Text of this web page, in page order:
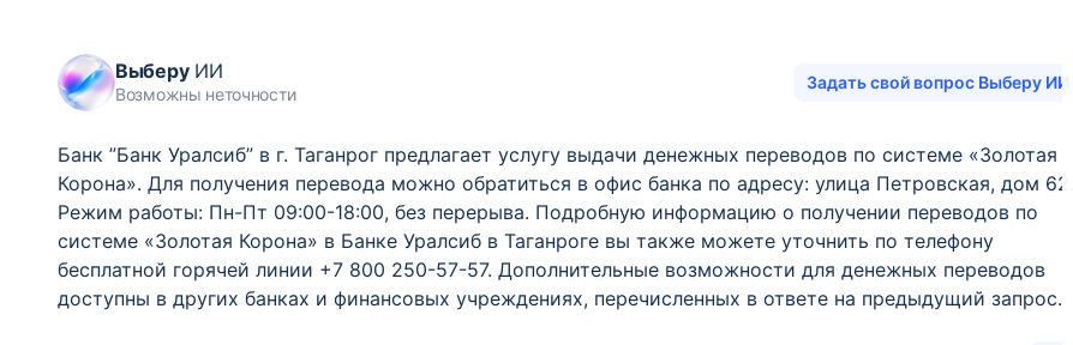
ВыберуИИ
Возможны неточности
Задать свой вопрос Выберу ИИ
Банк ”Банк Уралсиб” в г. Таганрог предлагает услугу выдачи денежных переводов по системе «Золотая
Корона». Для получения перевода можно обратиться в офис банка по адресу: улица Петровская, дом 62.
Режим работы: Пн-Пт 09:00-18:00, без перерыва. Подробную информацию о получении переводов по
системе «Золотая Корона» в Банке Уралсиб в Таганроге вы также можете уточнить по телефону
бесплатной горячей линии +7 800 250-57-57. Дополнительные возможности для денежных переводов
доступны в других банках и финансовых учреждениях, перечисленных в ответе на предыдущий запрос.